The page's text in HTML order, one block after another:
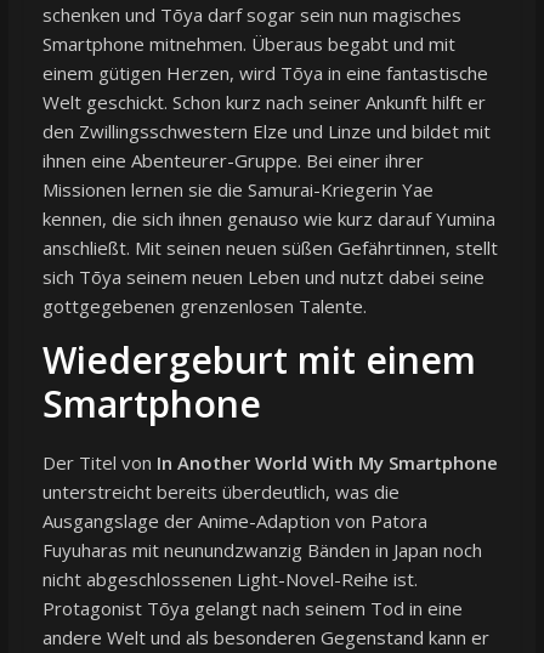
schenken und Tōya darf sogar sein nun magisches
Smartphone mitnehmen. Überaus begabt und mit
einem gütigen Herzen, wird Tōya in eine fantastische
Welt geschickt. Schon kurz nach seiner Ankunft hilft er
den Zwillingsschwestern Elze und Linze und bildet mit
ihnen eine Abenteurer-Gruppe. Bei einer ihrer
Missionen lernen sie die Samurai-Kriegerin Yae
kennen, die sich ihnen genauso wie kurz darauf Yumina
anschließt. Mit seinen neuen süßen Gefährtinnen, stellt
sich Tōya seinem neuen Leben und nutzt dabei seine
gottgegebenen grenzenlosen Talente.
Wiedergeburt mit einem
Smartphone
Der Titel von In Another World With My Smartphone
unterstreicht bereits überdeutlich, was die
Ausgangslage der Anime-Adaption von Patora
Fuyuharas mit neunundzwanzig Bänden in Japan noch
nicht abgeschlossenen Light-Novel-Reihe ist.
Protagonist Tōya gelangt nach seinem Tod in eine
andere Welt und als besonderen Gegenstand kann er